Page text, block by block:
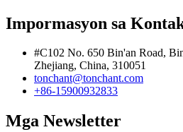
Impormasyon sa
#C102 No. 650 Bin'an Road,
Zhejiang, China, 310051
tonchant@tonchant.com
+86-15900932833
Mga Newsletter